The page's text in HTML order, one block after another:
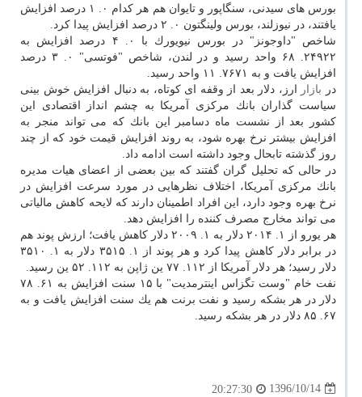
بورس های سیدنی، سنگاپور و تایوان هم هر كدام ۰. ۱ درصد افزایش
یافتند، در نیوزلند، بورس ولینگتون ۰. ۲ درصد افزایش پیدا كرد.
شاخص "داوجونز" در بورس نیویورك با ۰. ۴ درصد افزایش به
۲۴۹۲۲. ۶۸ واحد رسید و در لندن، شاخص "فوتسی" ۰. ۳ درصد
افزایش یافت و به ۷۶۷۱. ۱۱ واحد رسید.
در بازار
ارز، دلار بعد از وقفه ای كوتاه، به دنبال افزایش خوش بینی
سیاست گذاران بانك مركزی آمریكا به چشم انداز اقتصادی این
كشور بعد از نشست ماه دسامبر این بانك كه می تواند منجر به
افزایش بیشتر نرخ بهره شود، به روند افزایش قیمت خود كه از چند
روز گذشته تابحال وجود داشته است ادامه داد.
در حالی كه تحلیل گران گفتند كه بین بعضی از اعضای هیات مدیره
بانك مركزی آمریكا، اختلاف نظرهایی در مورد سرعت افزایش در
نرخ بهره وجود دارد، این افراد اطمینان دارند كه لایحه كاهش مالیاتی
می تواند مخارج مصرف كننده را افزایش دهد.
هر یورو از ۱. ۲۰۱۴ دلار به ۱. ۲۰۰۹ دلار كاهش یافت؛ ارزش پوند هم
در برابر دلار كاهش پیدا كرد و هر پوند از ۱. ۳۵۱۵ دلار به ۱. ۳۵۱۰
دلار رسید؛ هر دلار آمریكا از ۱۱۲. ۷۷ ین ژاپن به ۱۱۲. ۵۲ ین رسید.
نفت خام "وست تگزاس اینترمدیت" با ۱۵ سنت افزایش به ۶۱. ۷۸
دلار در هر بشكه رسید و نفت برنت هم یك سنت افزایش یافت و به
۶۷. ۸۵ دلار در هر بشكه رسید.
1396/10/14
20:27:30